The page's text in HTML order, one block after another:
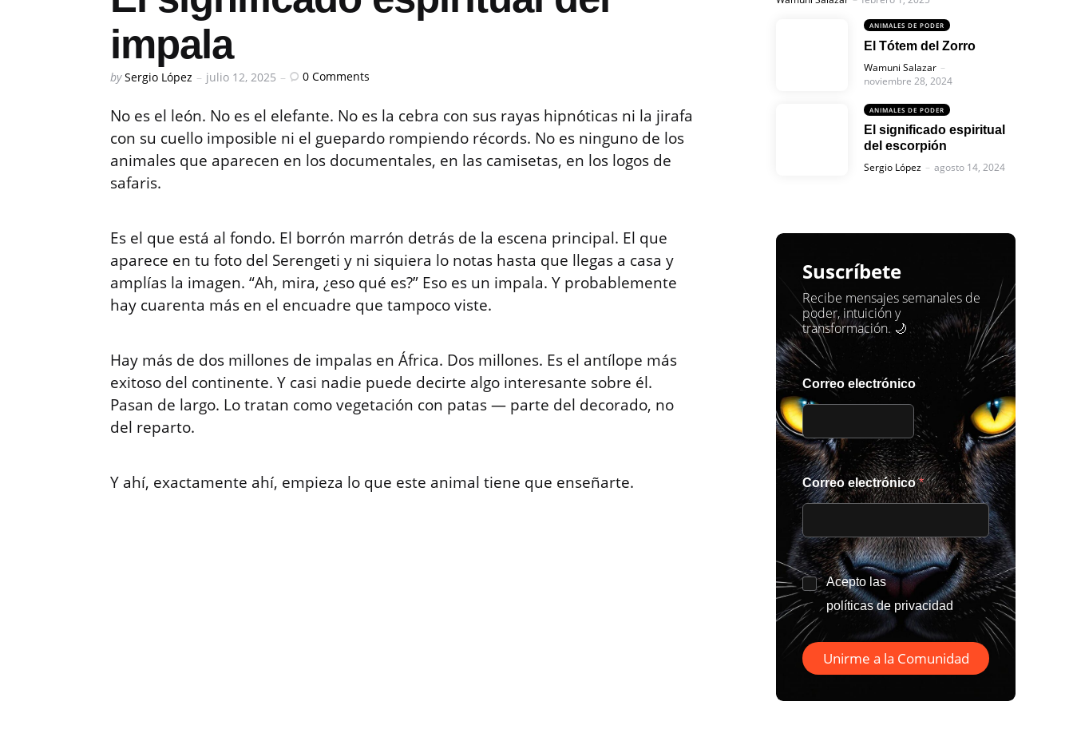
impala
Posted
by Sergio López julio 12, 2025 0 Comments
No es el león. No es el elefante. No es la cebra con sus rayas hipnóticas ni la jirafa
con su cuello imposible ni el guepardo rompiendo récords. No es ninguno de los
animales que aparecen en los documentales, en las camisetas, en los logos de
safaris.
Es el que está al fondo. El borrón marrón detrás de la escena principal. El que
aparece en tu foto del Serengeti y ni siquiera lo notas hasta que llegas a casa y
amplías la imagen. “Ah, mira, ¿eso qué es?” Eso es un impala. Y probablemente
hay cuarenta más en el encuadre que tampoco viste.
Hay más de dos millones de impalas en África. Dos millones. Es el antílope más
exitoso del continente. Y casi nadie puede decirte algo interesante sobre él.
Pasan de largo. Lo tratan como vegetación con patas — parte del decorado, no
del reparto.
Y ahí, exactamente ahí, empieza lo que este animal tiene que enseñarte.
ANIMALES DE PODER
El Tótem del Zorro
Posted
Wamuni Salazar
noviembre 28, 2024
ANIMALES DE PODER
El significado espiritual
del escorpión
Posted
Sergio López agosto 14, 2024
Suscríbete
Recibe mensajes semanales de
poder, intuición y
transformación. 🌙
Correo electrónico
Correo electrónico*
*
Acepto las
políticas de privacidad
Unirme a la Comunidad